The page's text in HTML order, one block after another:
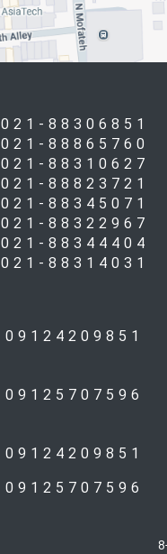
021-88306851
021-88865760
021-88310627
021-88823721
021-88345071
021-88322967
021-88344404
021-88314031
09124209851
09125707596
09124209851
09125707596